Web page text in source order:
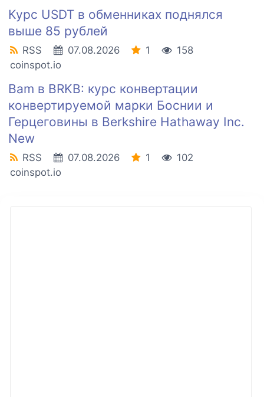
Курс USDT в обменниках поднялся
выше 85 рублей
RSS 07.08.2026 1
158
coinspot.io
Bam в BRKB: курс конвертации
конвертируемой марки Боснии и
Герцеговины в Berkshire Hathaway Inc.
New
RSS 07.08.2026 1
102
coinspot.io